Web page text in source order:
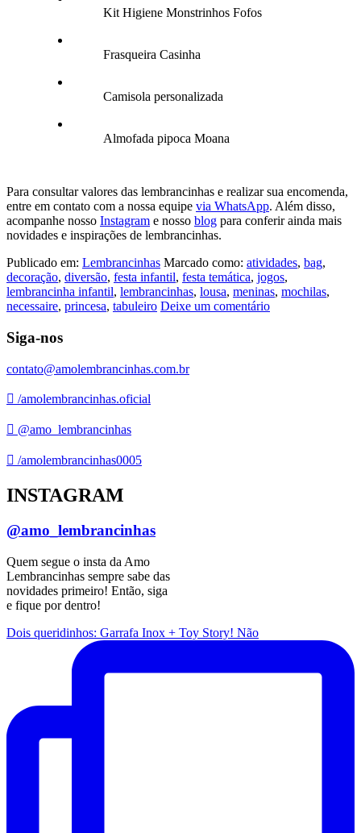
Kit Higiene Monstrinhos Fofos
Frasqueira Casinha
Camisola personalizada
Almofada pipoca Moana
Para consultar valores das lembrancinhas e realizar sua encomenda,
entre em contato com a nossa equipe via WhatsApp. Além disso,
acompanhe nosso Instagram e nosso blog para conferir ainda mais
novidades e inspirações de lembrancinhas.
Publicado em: Lembrancinhas Marcado como: atividades, bag,
decoração, diversão, festa infantil, festa temática, jogos,
lembrancinha infantil, lembrancinhas, lousa, meninas, mochilas,
necessaire, princesa, tabuleiro Deixe um comentário
Siga-nos
contato@amolembrancinhas.com.br
/amolembrancinhas.oficial
@amo_lembrancinhas
/amolembrancinhas0005
INSTAGRAM
@amo_lembrancinhas
Quem segue o insta da Amo
Lembrancinhas sempre sabe das
novidades primeiro! Então, siga
e fique por dentro!
Dois queridinhos: Garrafa Inox + Toy Story! Não